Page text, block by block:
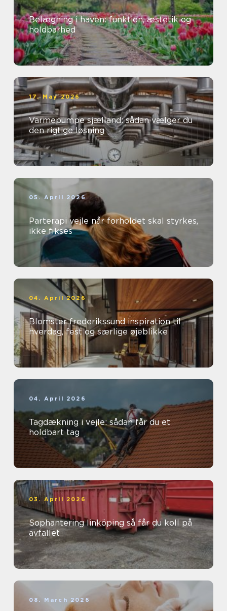
Belægning i haven: funktion, æstetik og
holdbarhed
17. May 2026
Varmepumpe sjælland: sådan vælger du
den rigtige løsning
05. April 2026
Parterapi vejle når forholdet skal styrkes,
ikke fikses
04. April 2026
Blomster frederikssund inspiration til
hverdag, fest og særlige øjeblikke
04. April 2026
Tagdækning i vejle: sådan får du et
holdbart tag
03. April 2026
Sophantering linköping så får du koll på
avfallet
08. March 2026